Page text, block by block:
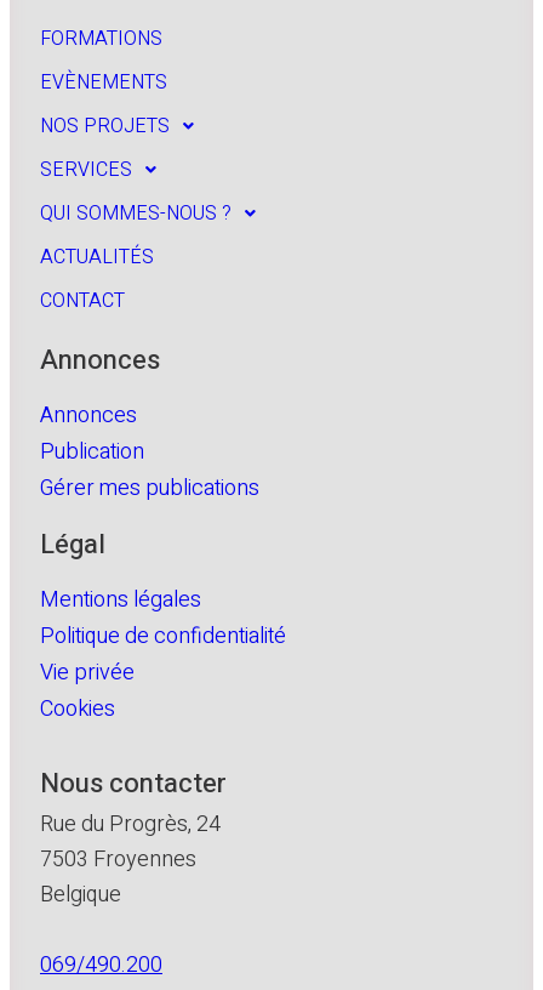
FORMATIONS
EVÈNEMENTS
NOS PROJETS
SERVICES
QUI SOMMES-NOUS ?
ACTUALITÉS
CONTACT
Annonces
Annonces
Publication
Gérer mes publications
Légal
Mentions légales
Politique de confidentialité
Vie privée
Cookies
Nous contacter
Rue du Progrès, 24
7503 Froyennes
Belgique
069/490.200